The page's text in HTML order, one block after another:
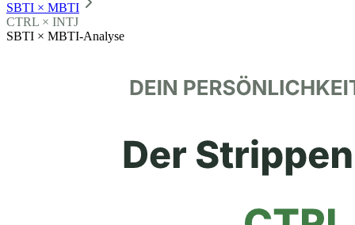
SBTI × MBTI
CTRL × INTJ
SBTI × MBTI-Analyse